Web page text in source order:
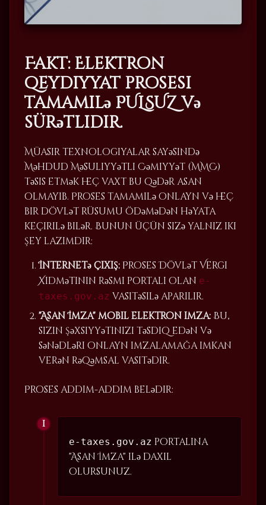
Fakt: Elektron
qeydiyyat prosesi
tamamilə PULSUZ və
sürətlidir.
Müasir texnologiyalar sayəsində
Məhdud Məsuliyyətli Cəmiyyət (MMC)
təsis etmək heç vaxt bu qədər asan
olmayıb. Proses tamamilə onlayn və heç
bir dövlət rüsumu ödəmədən həyata
keçirilə bilər. Bunun üçün sizə yalnız iki
şey lazımdır:
İnternetə çıxış: Proses Dövlət Vergi
Xidmətinin rəsmi portalı olan e-
taxes.gov.az vasitəsilə aparılır.
"Asan İmza" mobil elektron imza:Bu,
sizin şəxsiyyətinizi təsdiq edən və
sənədləri onlayn imzalamağa imkan
verən rəqəmsal vasitədir.
Proses addım-addım belədir:
e-taxes.gov.az portalına
"Asan İmza" ilə daxil
olursunuz.